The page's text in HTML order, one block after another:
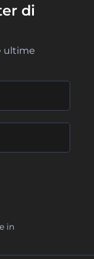
di
ultime
in